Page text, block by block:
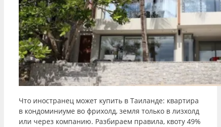
Что иностранец может купить в Таиланде: квартира
в кондоминиуме во фрихолд, земля только в лизхолд
или через компанию. Разбираем правила, квоту 49%